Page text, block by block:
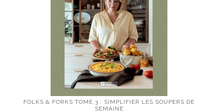
FOLKS & FORKS TOME 3 : SIMPLIFIER LES SOUPERS DE
SEMAINE